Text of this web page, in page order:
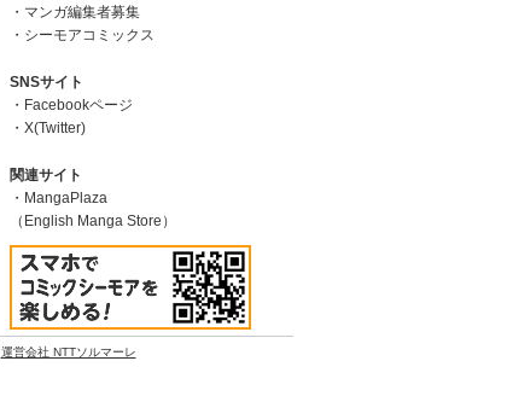
マンガ編集者募集
シーモアコミックス
SNSサイト
Facebookページ
X(Twitter)
関連サイト
MangaPlaza
（English Manga Store）
運営会社 NTTソルマーレ